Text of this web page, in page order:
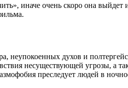
иначе очень скоро она выйдет
неупокоенных духов и
несуществующей угрозы, а
преследует людей в